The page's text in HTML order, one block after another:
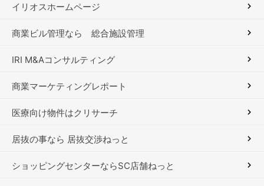
イリオスホームページ
商業ビル管理なら 総合施設管理
IRI M&Aコンサルティング
商業マーケティングレポート
医療向け物件はクリサーチ
居抜の事なら 居抜交渉ねっと
ショッピングセンターならSC店舗ねっと